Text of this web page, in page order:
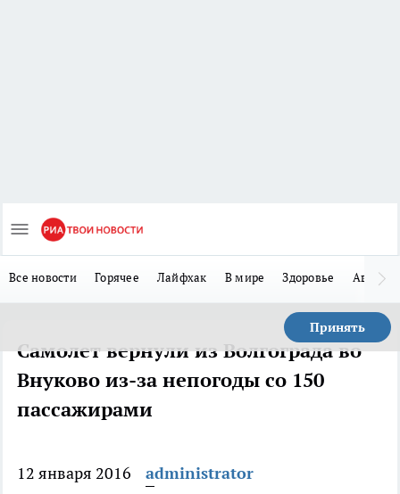
Все новости Горячее Лайфхак В мире Здоровье Авто
Принять
Самолет вернули из Волгограда во
Внуково из-за непогоды со 150
пассажирами
12 января 2016
administrator